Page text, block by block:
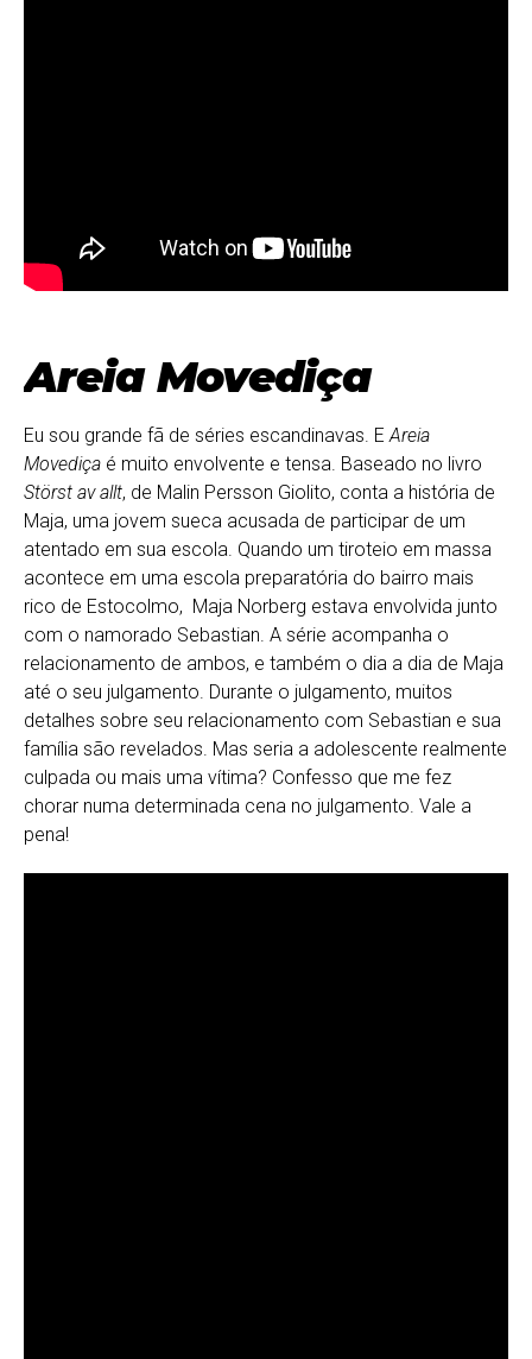
Areia Movediça
Eu sou grande fã de séries escandinavas. EAreia
Movediça é muito envolvente e tensa. Baseado no livro
Störst av allt, de Malin Persson Giolito, conta a história de
Maja, uma jovem sueca acusada de participar de um
atentado em sua escola. Quando um tiroteio em massa
acontece em uma escola preparatória do bairro mais
rico de Estocolmo, Maja Norberg estava envolvida junto
com o namorado Sebastian. A série acompanha o
relacionamento de ambos, e também o dia a dia de Maja
até o seu julgamento. Durante o julgamento, muitos
detalhes sobre seu relacionamento com Sebastian e sua
família são revelados. Mas seria a adolescente realmente
culpada ou mais uma vítima? Confesso que me fez
chorar numa determinada cena no julgamento. Vale a
pena!